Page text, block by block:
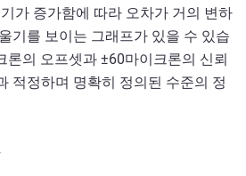
가 증가함에 따라 오차가 거의 변하
기를 보이는 그래프가 있을 수 있습
론의 오프셋과 ±60마이크론의 신뢰
적정하며 명확히 정의된 수준의 정